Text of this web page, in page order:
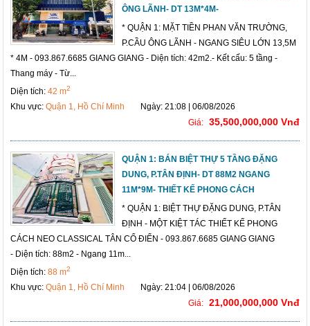
ÔNG LÃNH- DT 13M*4M-
* QUẬN 1: MẶT TIỀN PHAN VĂN TRƯỜNG,
P.CẦU ÔNG LÃNH - NGANG SIÊU LỚN 13,5M
* 4M - 093.867.6685 GIANG GIANG - Diện tích: 42m2.- Kết cấu: 5 tầng -
Thang máy - Từ...
Diện tích:42 m2
Khu vực:Quận 1, Hồ Chí Minh
Ngày: 21:08 | 06/08/2026
Giá: 35,500,000,000 Vnđ
QUẬN 1: BÁN BIỆT THỰ 5 TẦNG ĐẶNG
DUNG, P.TÂN ĐỊNH- DT 88M2 NGANG
11M*9M- THIẾT KẾ PHONG CÁCH
* QUẬN 1: BIỆT THỰ ĐẶNG DUNG, P.TÂN
ĐỊNH - MỘT KIỆT TÁC THIẾT KẾ PHONG
CÁCH NEO CLASSICAL TÂN CỔ ĐIỂN - 093.867.6685 GIANG GIANG
- Diện tích: 88m2 - Ngang 11m...
Diện tích:88 m2
Khu vực:Quận 1, Hồ Chí Minh
Ngày: 21:04 | 06/08/2026
Giá: 21,000,000,000 Vnđ